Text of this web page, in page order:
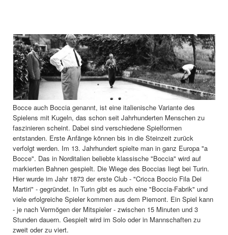
Bocce auch Boccia genannt, ist eine italienische Variante des
Spielens mit Kugeln, das schon seit Jahrhunderten Menschen zu
faszinieren scheint. Dabei sind verschiedene Spielformen
entstanden. Erste Anfänge können bis in die Steinzeit zurück
verfolgt werden. Im 13. Jahrhundert spielte man in ganz Europa "a
Bocce". Das in Norditalien beliebte klassische "Boccia" wird auf
markierten Bahnen gespielt. Die Wiege des Boccias liegt bei Turin.
Hier wurde im Jahr 1873 der erste Club - "Cricca Boccio Fila Dei
Martiri" - gegründet. In Turin gibt es auch eine "Boccia-Fabrik" und
viele erfolgreiche Spieler kommen aus dem Piemont. Ein Spiel kann
- je nach Vermögen der Mitspieler - zwischen 15 Minuten und 3
Stunden dauern. Gespielt wird im Solo oder in Mannschaften zu
zweit oder zu viert.